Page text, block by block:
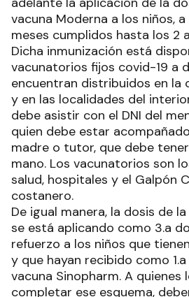
vacuna Moderna a los niños,
meses cumplidos hasta los 2
Dicha inmunización está
vacunatorios fijos covid-19 a
encuentran distribuidos en la
y en las localidades del
debe asistir con el DNI del
quien debe estar
madre o tutor, que debe
mano. Los vacunatorios son
salud, hospitales y el Galpón
costanero.
De igual manera, la dosis de
se está aplicando como 3.a
refuerzo a los niños que
y que hayan recibido como
vacuna Sinopharm. A quienes
completar ese esquema,